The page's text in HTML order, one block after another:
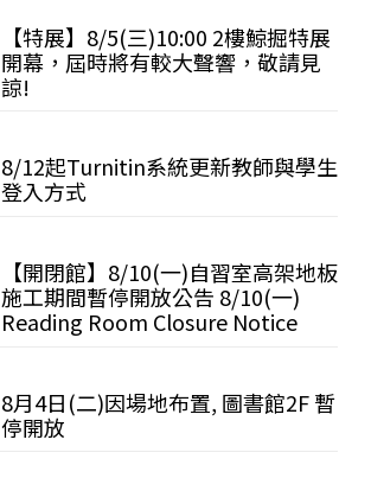
【特展】8/5(三)10:00 2樓鯨掘特展
開幕，屆時將有較大聲響，敬請見
諒!
8/12起Turnitin系統更新教師與學生
登入方式
【開閉館】8/10(一)自習室高架地板
施工期間暫停開放公告 8/10(一)
Reading Room Closure Notice
8月4日(二)因場地布置, 圖書館2F 暫
停開放